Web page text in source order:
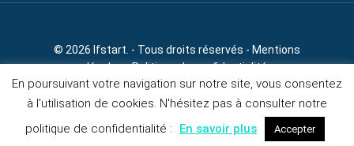
© 2026 Ifstart. - Tous droits réservés - Mentions
légales-Politique de confidentialité
En poursuivant votre navigation sur notre site, vous consentez
à l'utilisation de cookies. N'hésitez pas à consulter notre
politique de confidentialité :
En savoir plus Accepter